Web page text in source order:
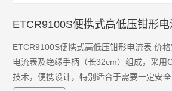
ETCR9100S便携式高低压钳形
ETCR9100S便携式高低压钳形电流表 价格突破传统结构，由钳形
电流表及绝缘手柄（长32cm）组成，采用
技术，便携设计，特别适合于需要一定安全